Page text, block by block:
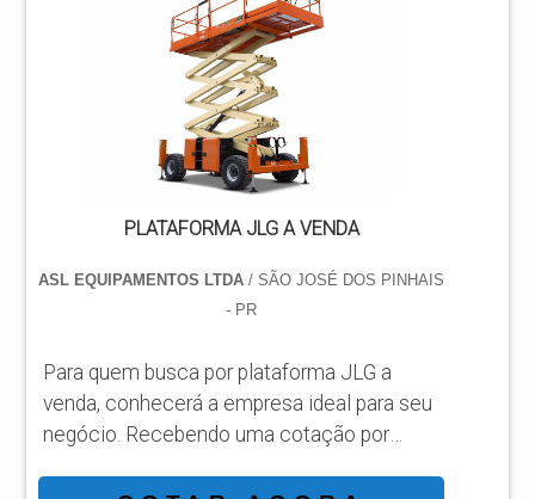
com os resultados dos clientes.
DIFERENCIAIS IMPORTANTES DE
PLATAFORMA ARTICULADA JLG 450AJ
Há muitas maneiras eficientes de...
PLATAFORMA JLG A VENDA
ASL EQUIPAMENTOS LTDA/ SÃO JOSÉ DOS PINHAIS
- PR
Para quem busca por plataforma JLG a
venda, conhecerá a empresa ideal para seu
negócio. Recebendo uma cotação por